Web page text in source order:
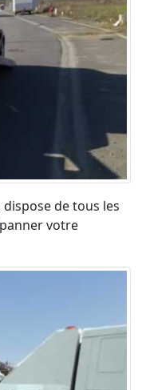
de tous les
votre